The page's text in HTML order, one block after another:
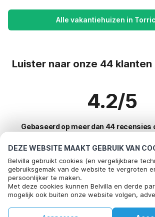
DEZE WEBSITE MAAKT GEBRUIK VAN
Belvilla gebruikt cookies (en vergelijkbare
gebruiksgemak van de website te vergroten
persoonlijker te maken.
Met deze cookies kunnen Belvilla en derde
mogelijk ook buiten onze website volgen,
social media.
Alle vakantiehuizen in
Luister naar onze 44 klanten
4.2/5
Gebaseerd op meer dan 44 recensies
Meest populaire
vakantie
Top steden met top voorzieningen voor
Kindvriendelijke vakantiehuizen bayeux